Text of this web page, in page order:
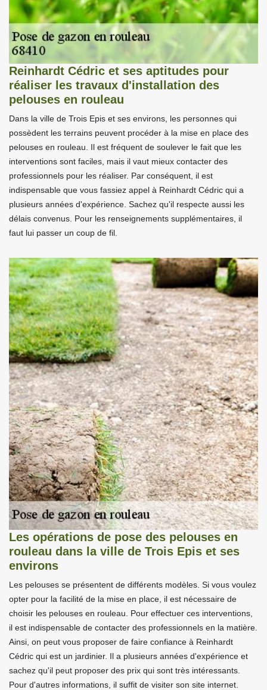
Reinhardt Cédric et ses aptitudes pour
réaliser les travaux d'installation des
pelouses en rouleau
Dans la ville de Trois Epis et ses environs, les personnes qui
possèdent les terrains peuvent procéder à la mise en place des
pelouses en rouleau. Il est fréquent de soulever le fait que les
interventions sont faciles, mais il vaut mieux contacter des
professionnels pour les réaliser. Par conséquent, il est
indispensable que vous fassiez appel à Reinhardt Cédric qui a
plusieurs années d'expérience. Sachez qu'il respecte aussi les
délais convenus. Pour les renseignements supplémentaires, il
faut lui passer un coup de fil.
Les opérations de pose des pelouses en
rouleau dans la ville de Trois Epis et ses
environs
Les pelouses se présentent de différents modèles. Si vous voulez
opter pour la facilité de la mise en place, il est nécessaire de
choisir les pelouses en rouleau. Pour effectuer ces interventions,
il est indispensable de contacter des professionnels en la matière.
Ainsi, on peut vous proposer de faire confiance à Reinhardt
Cédric qui est un jardinier. Il a plusieurs années d'expérience et
sachez qu'il peut proposer des prix qui sont très intéressants.
Pour d'autres informations, il suffit de visiter son site internet.